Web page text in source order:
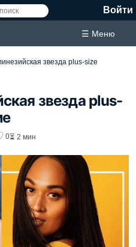
Войти
☰ Меню
звезда plus-size
звезда plus-
0⏳ 2 мин